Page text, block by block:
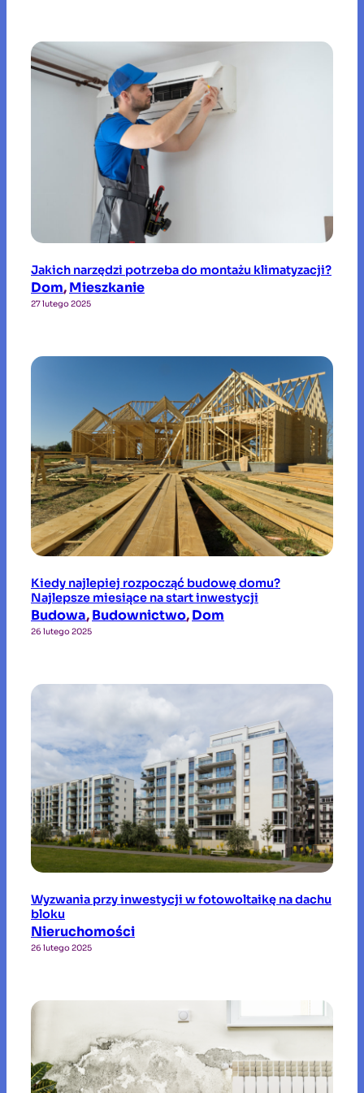
Jakich narzędzi potrzeba do montażu klimatyzacji?
Dom, Mieszkanie
27 lutego 2025
Kiedy najlepiej rozpocząć budowę domu?
Najlepsze miesiące na start inwestycji
Budowa, Budownictwo, Dom
26 lutego 2025
Wyzwania przy inwestycji w fotowoltaikę na dachu
bloku
Nieruchomości
26 lutego 2025